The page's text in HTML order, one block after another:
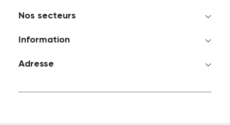
Nos secteurs
Information
Adresse